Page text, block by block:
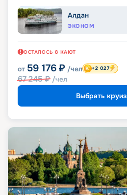
Алдан
ЭКОНОМ
ОСТАЛОСЬ 8 КАЮТ
от 59 176 ₽ /чел
67 245₽ /чел
+2 027
Выбрать круиз